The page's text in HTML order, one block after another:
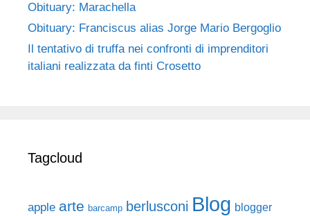
Obituary: Marachella
Obituary: Franciscus alias Jorge Mario Bergoglio
Il tentativo di truffa nei confronti di imprenditori
italiani realizzata da finti Crosetto
Tagcloud
apple arte barcamp berlusconi Blog blogger